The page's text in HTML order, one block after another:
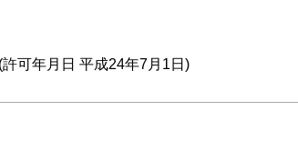
可年月日 平成24年7月1日)